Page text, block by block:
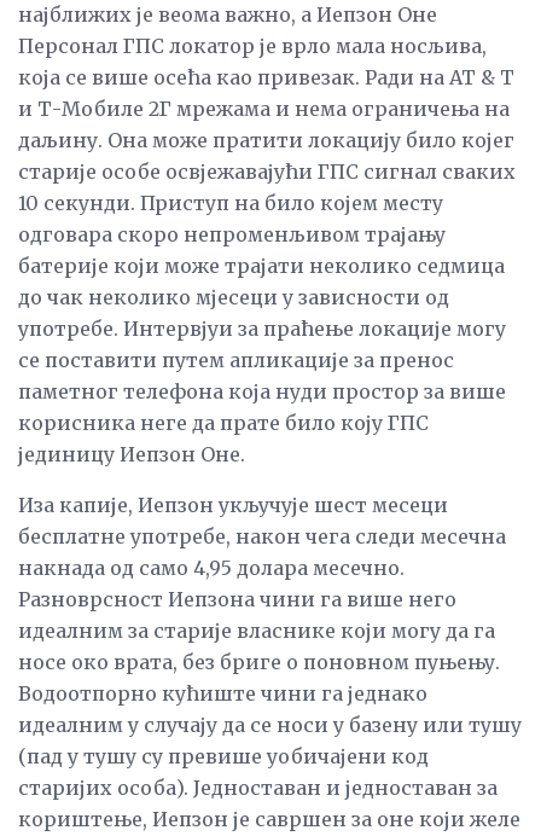
најближих је веома важно, а Иепзон Оне
Персонал ГПС локатор је врло мала носљива,
која се више осећа као привезак. Ради на АТ & Т
и Т-Мобиле 2Г мрежама и нема ограничења на
даљину. Она може пратити локацију било којег
старије особе освјежавајући ГПС сигнал сваких
10 секунди. Приступ на било којем месту
одговара скоро непроменљивом трајању
батерије који може трајати неколико седмица
до чак неколико мјесеци у зависности од
употребе. Интервјуи за праћење локације могу
се поставити путем апликације за пренос
паметног телефона која нуди простор за више
корисника неге да прате било коју ГПС
јединицу Иепзон Оне.
Иза капије, Иепзон укључује шест месеци
бесплатне употребе, након чега следи месечна
накнада од само 4,95 долара месечно.
Разноврсност Иепзона чини га више него
идеалним за старије власнике који могу да га
носе око врата, без бриге о поновном пуњењу.
Водоотпорно кућиште чини га једнако
идеалним у случају да се носи у базену или тушу
(пад у тушу су превише уобичајени код
старијих особа). Једноставан и једноставан за
кориштење, Иепзон је савршен за оне који желе